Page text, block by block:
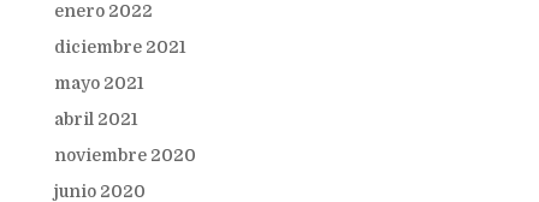
enero 2022
diciembre 2021
mayo 2021
abril 2021
noviembre 2020
junio 2020